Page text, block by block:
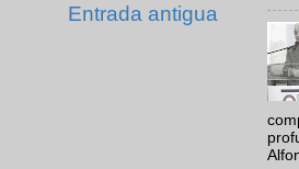
Entrada antigua